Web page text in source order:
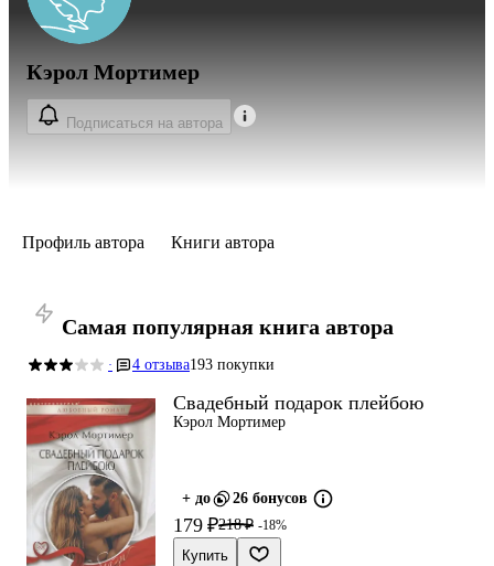
Кэрол Мортимер
Подписаться на автора
Профиль автора Книги автора
Самая популярная книга автора
· 4 отзыва193 покупки
Свадебный подарок плейбою
Кэрол Мортимер
+ до 26 бонусов
179 ₽218 ₽ -18%
Купить